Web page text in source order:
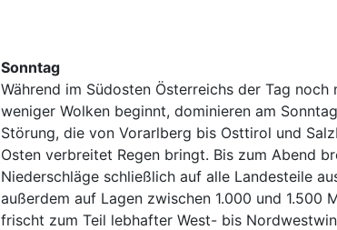
Sonntag
Während im Südosten Österreichs der Tag
weniger Wolken beginnt, dominieren am
Störung, die von Vorarlberg bis Osttirol und
Osten verbreitet Regen bringt. Bis zum Abend
Niederschläge schließlich auf alle Landesteile
außerdem auf Lagen zwischen 1.000 und 1.500
frischt zum Teil lebhafter West- bis